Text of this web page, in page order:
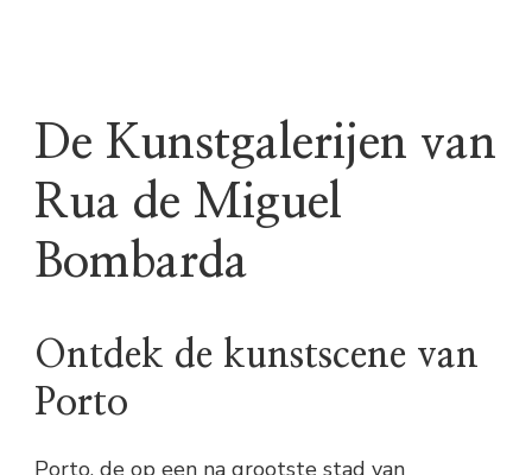
De Kunstgalerijen van
Rua de Miguel
Bombarda
Ontdek de kunstscene van
Porto
Porto, de op een na grootste stad van